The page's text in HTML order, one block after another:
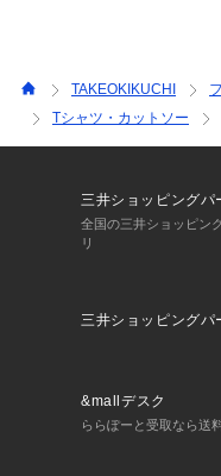
【気になる商品はお気に
▼商品のお気に入り登録
完売しているカラーの再
▼ブランドのお気に入り
新商品や再入荷など、い
■こちらの商品はtk．
※照明の関係により、実
TAKEOKIKUCHI
Tシャツ・カットソー
三井ショッピングパ
全国の三井ショッピン
リ
三井ショッピングパ
&mallデスク
ららぽーと受取なら送